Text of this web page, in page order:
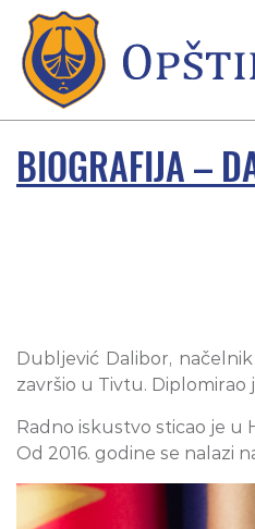
BIOGRAFIJA –
Dubljević Dalibor,
završio u Tivtu.
Radno iskustvo sticao je u
Od 2016. godine se nalazi